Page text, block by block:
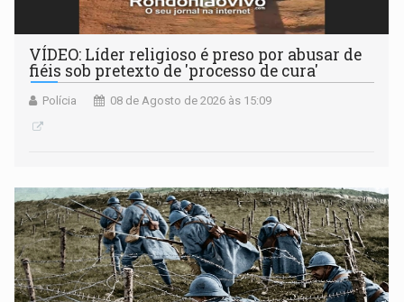
VÍDEO: Líder religioso é preso por abusar de
fiéis sob pretexto de 'processo de cura'
Polícia 08 de Agosto de 2026 às 15:09